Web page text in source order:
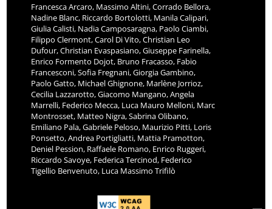
Francesca Arcaro, Massimo Altini, Corrado Bellora,
Nadine Blanc, Riccardo Bortolotti, Manila Calipari,
Giulia Calisti, Nadia Camposaragna, Paolo Ciambi,
Filippo Clermont, Carol Di Vito, Christian Leo
Dufour, Christian Evaspasiano, Giuseppe Farinella,
Enrico Formento Dojot, Bruno Fracasso, Fabio
Francesconi, Sofia Fregnani, Giorgia Gambino,
Paolo Gatto, Michael Ghignone, Marlène Jorrioz,
Cecilia Lazzarotto, Giacomo Mangano, Angela
Marrelli, Federico Mecca, Luca Mauro Melloni, Marc
Montrosset, Matteo Nigra, Sabrina Olibano,
Emiliano Pala, Gabriele Peloso, Maurizio Pitti, Loris
Ponsetto, Andrea Portigliatti, Mattia Pramotton,
Deniel Pession, Raffaele Romano, Enrico Ruggeri,
Riccardo Savoye, Federica Tercinod, Federico
Tigellio Benvenuto, Luca Massimo Trifilò